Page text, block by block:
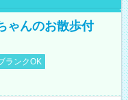
ゃんのお散歩付
ランクOK